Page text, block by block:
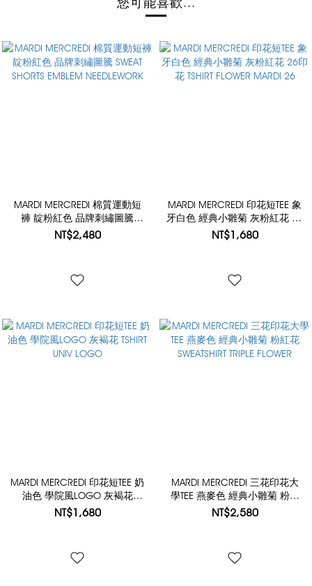
MARDI MERCREDI 棉質運動短
褲 靛粉紅色 品牌刺繡圖騰
SWEAT SHORTS EMBLEM
NT$2,480
MARDI MERCREDI 印花短TEE 象
牙白色 經典小雛菊 灰粉紅花 26
印花 TSHIRT FLOWER MARDI 26
NT$1,680
MARDI MERCREDI 印花短TEE 奶
油色 學院風LOGO 灰褐花
TSHIRT UNIV LOGO
NT$1,680
MARDI MERCREDI 三花印花大
學TEE 燕麥色 經典小雛菊 粉紅
花 SWEATSHIRT TRIPLE FLOWER
NT$2,580